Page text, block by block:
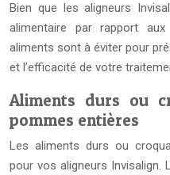
Bien que les aligneurs
alimentaire par rapport aux
aliments sont à éviter pour
et l’efficacité de votre
Aliments durs ou
pommes entières
Les aliments durs ou
pour vos aligneurs Invisalign.